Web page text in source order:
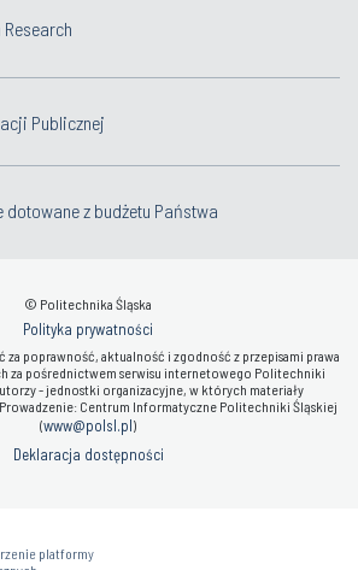
Research
Publicznej
dotowane z budżetu Państwa
© Politechnika Śląska
Polityka prywatności
poprawność, aktualność i zgodność z przepisami prawa
za pośrednictwem serwisu internetowego Politechniki
- jednostki organizacyjne, w których materiały
Centrum Informatyczne Politechniki Śląskiej
(www@polsl.pl)
Deklaracja dostępności
platformy